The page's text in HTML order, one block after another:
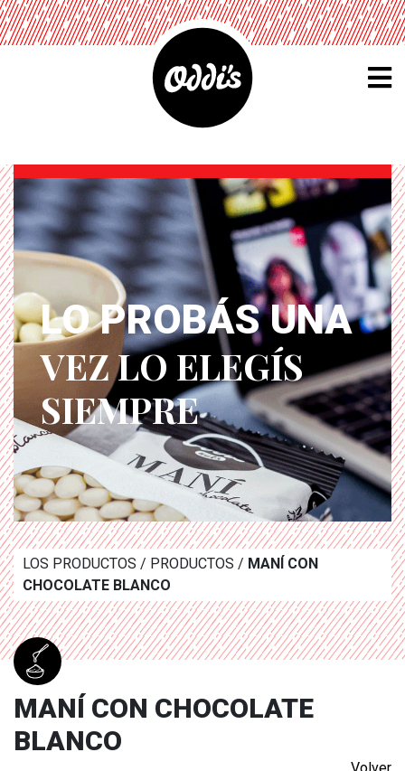
LO PROBÁS UNA
VEZ LO ELEGÍS
SIEMPRE
LOS PRODUCTOS / PRODUCTOS / MANÍ CON
CHOCOLATE BLANCO
MANÍ CON CHOCOLATE
BLANCO